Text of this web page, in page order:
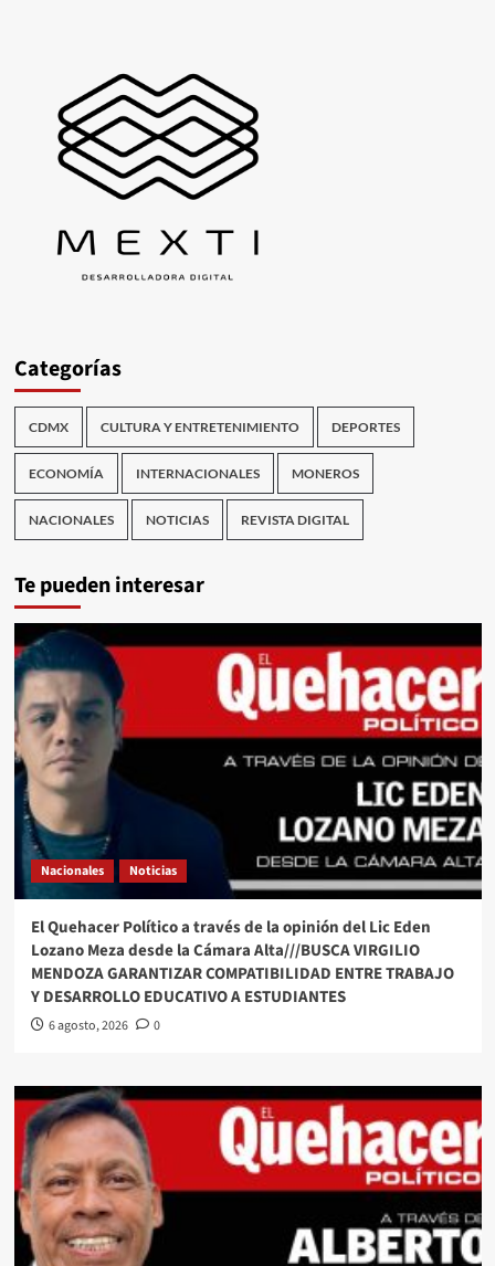
Categorías
CDMX CULTURA Y ENTRETENIMIENTO DEPORTES
ECONOMÍA INTERNACIONALES MONEROS
NACIONALES NOTICIAS REVISTA DIGITAL
Te pueden interesar
Nacionales Noticias
El Quehacer Político a través de la opinión del Lic Eden
Lozano Meza desde la Cámara Alta///BUSCA VIRGILIO
MENDOZA GARANTIZAR COMPATIBILIDAD ENTRE TRABAJO
Y DESARROLLO EDUCATIVO A ESTUDIANTES
6 agosto, 2026 0